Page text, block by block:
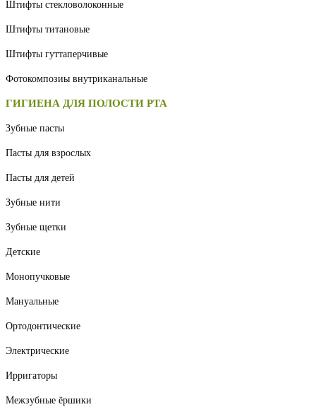
Штифты стекловолоконные
Штифты титановые
Штифты гуттаперчивые
Фотокомпозиы внутриканальные
ГИГИЕНА ДЛЯ ПОЛОСТИ РТА
Зубные пасты
Пасты для взрослых
Пасты для детей
Зубные нити
Зубные щетки
Детские
Монопучковые
Мануальные
Ортодонтические
Электрические
Ирригаторы
Межзубные ёршики